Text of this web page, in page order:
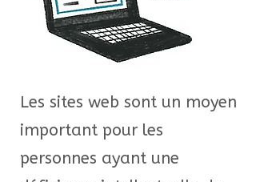
Les sites web sont un moyen
important pour les
personnes ayant une